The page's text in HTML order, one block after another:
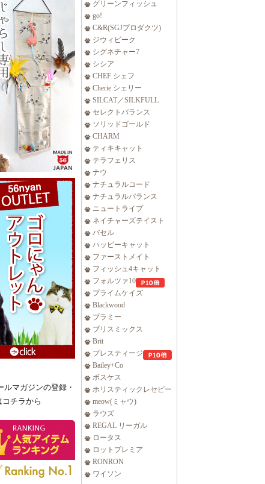
グリーンフィッシュ
go!
C&R(SGJプロダクツ)
ジウィピーク
シグネチャー7
シシア
CHEF シェフ
Cherie シェリー
SILCAT／SILKFULL
セレクトバランス
ソリッドゴールド
CHARM
ティキキャット
テラフェリス
ナウ
ナチュラルコード
ナチュラルバランス
ニュートライプ
ネイチャーズテイスト
バセル
ハッピーキャット
ファーストメイト
フィッシュ4キャット
フォルツァ10
プライムケイズ
Blackwood
プラミー
ブリスミックス
Brit
プレスティージ
Bailey+Co
ボスケス
ホリスティックレセピー
meow(ミャウ)
ラウズ
REGAL リーガル
ロータス
ロットプレミア
RONRON
ワイソン